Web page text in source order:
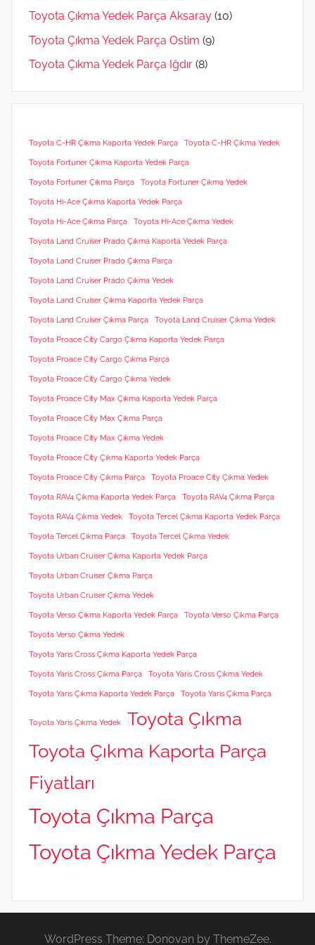
Toyota Çıkma Yedek Parça Aksaray (10)
Toyota Çıkma Yedek Parça Ostim (9)
Toyota Çıkma Yedek Parça Iğdır (8)
Toyota C-HR Çıkma Kaporta Yedek Parça Toyota C-HR Çıkma Yedek
Toyota Fortuner Çıkma Kaporta Yedek Parça
Toyota Fortuner Çıkma Parça Toyota Fortuner Çıkma Yedek
Toyota Hi-Ace Çıkma Kaporta Yedek Parça
Toyota Hi-Ace Çıkma Parça Toyota Hi-Ace Çıkma Yedek
Toyota Land Cruiser Prado Çıkma Kaporta Yedek Parça
Toyota Land Cruiser Prado Çıkma Parça
Toyota Land Cruiser Prado Çıkma Yedek
Toyota Land Cruiser Çıkma Kaporta Yedek Parça
Toyota Land Cruiser Çıkma Parça Toyota Land Cruiser Çıkma Yedek
Toyota Proace City Cargo Çıkma Kaporta Yedek Parça
Toyota Proace City Cargo Çıkma Parça
Toyota Proace City Cargo Çıkma Yedek
Toyota Proace City Max Çıkma Kaporta Yedek Parça
Toyota Proace City Max Çıkma Parça
Toyota Proace City Max Çıkma Yedek
Toyota Proace City Çıkma Kaporta Yedek Parça
Toyota Proace City Çıkma Parça Toyota Proace City Çıkma Yedek
Toyota RAV4 Çıkma Kaporta Yedek Parça Toyota RAV4 Çıkma Parça
Toyota RAV4 Çıkma Yedek Toyota Tercel Çıkma Kaporta Yedek Parça
Toyota Tercel Çıkma Parça Toyota Tercel Çıkma Yedek
Toyota Urban Cruiser Çıkma Kaporta Yedek Parça
Toyota Urban Cruiser Çıkma Parça
Toyota Urban Cruiser Çıkma Yedek
Toyota Verso Çıkma Kaporta Yedek Parça Toyota Verso Çıkma Parça
Toyota Verso Çıkma Yedek
Toyota Yaris Cross Çıkma Kaporta Yedek Parça
Toyota Yaris Cross Çıkma Parça Toyota Yaris Cross Çıkma Yedek
Toyota Yaris Çıkma Kaporta Yedek Parça Toyota Yaris Çıkma Parça
Toyota Yaris Çıkma Yedek
Toyota Çıkma
Toyota Çıkma Kaporta Parça
Fiyatları
Toyota Çıkma Parça
Toyota Çıkma Yedek Parça
WordPress Theme: Donovan by ThemeZee.